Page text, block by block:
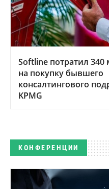
Softline потратил
на покупку бывшего
консалтингового
KPMG
КОНФЕРЕНЦИИ